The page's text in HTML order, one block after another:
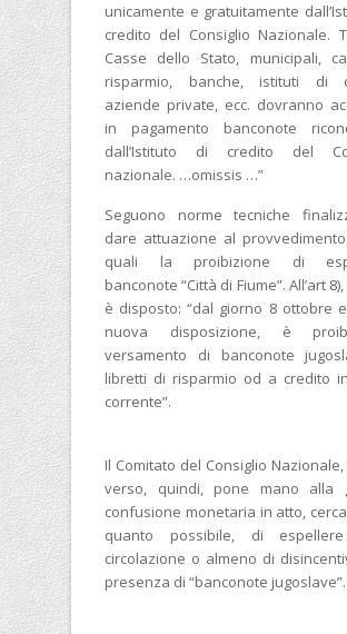
unicamente e gratuitamente
credito del Consiglio Nazionale.
Casse dello Stato, municipali,
risparmio, banche, istituti di
aziende private, ecc. dovranno
in pagamento banconote
dall’Istituto di credito del
nazionale. …omissis …”
Seguono norme tecniche
dare attuazione al
quali la proibizione di
banconote “Città di Fiume”. All’art
è disposto: “dal giorno 8 ottobre
nuova disposizione, è
versamento di banconote
libretti di risparmio od a credito
corrente”.
Il Comitato del Consiglio
verso, quindi, pone mano alla
confusione monetaria in atto,
quanto possibile, di
circolazione o almeno di
presenza di “banconote jugoslave”.